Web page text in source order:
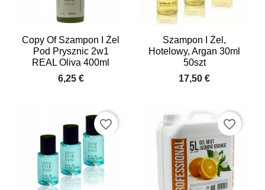
Copy Of Szampon I Żel
Pod Prysznic 2w1
REAL Oliva 400ml
6,25 €
Szampon I Żel,
Hotelowy, Argan 30ml
50szt
17,50 €
favorite_border favorite_border